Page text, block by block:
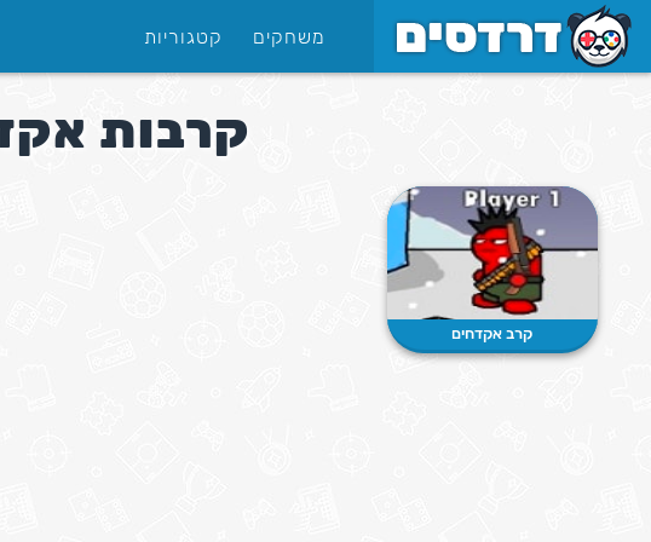
משחקים קטגוריות
קרבות
קרב אקדחים